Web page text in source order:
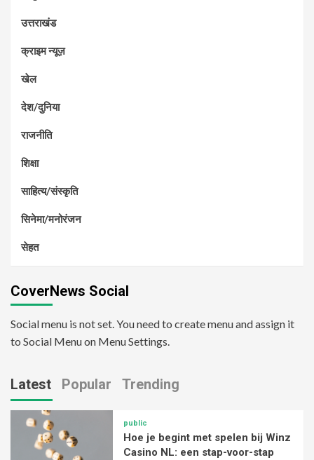
उत्तराखंड
क्राइम न्यूज़
खेल
देश/दुनिया
राजनीति
शिक्षा
साहित्य/संस्कृति
सिनेमा/मनोरंजन
सेहत
CoverNews Social
Social menu is not set. You need to create menu and assign it
to Social Menu on Menu Settings.
Latest Popular Trending
public
Hoe je begint met spelen bij Winz
Casino NL: een stap-voor-stap